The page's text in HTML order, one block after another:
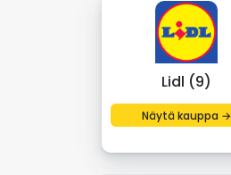
Lidl (9)
Näytä kauppa →